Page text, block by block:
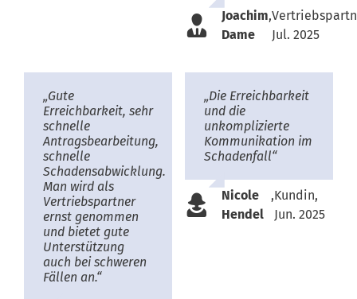
Joachim
Dame
,
Jul. 2025
„Gute
Erreichbarkeit, sehr
schnelle
Antragsbearbeitung,
schnelle
Schadensabwicklung.
Man wird als
Vertriebspartner
ernst genommen
und bietet gute
Unterstützung
auch bei schweren
Fällen an.“
„Die Erreichbarkeit
und die
unkomplizierte
Kommunikation im
Schadenfall“
Nicole
Hendel
,Kundin,
Jun. 2025